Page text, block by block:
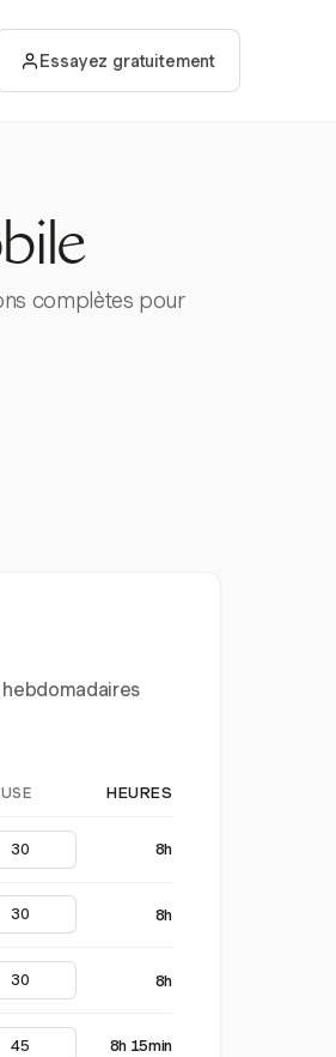
Essayez gratuitement
complètes pour
HEURES
8h
8h
8h
8h 15min